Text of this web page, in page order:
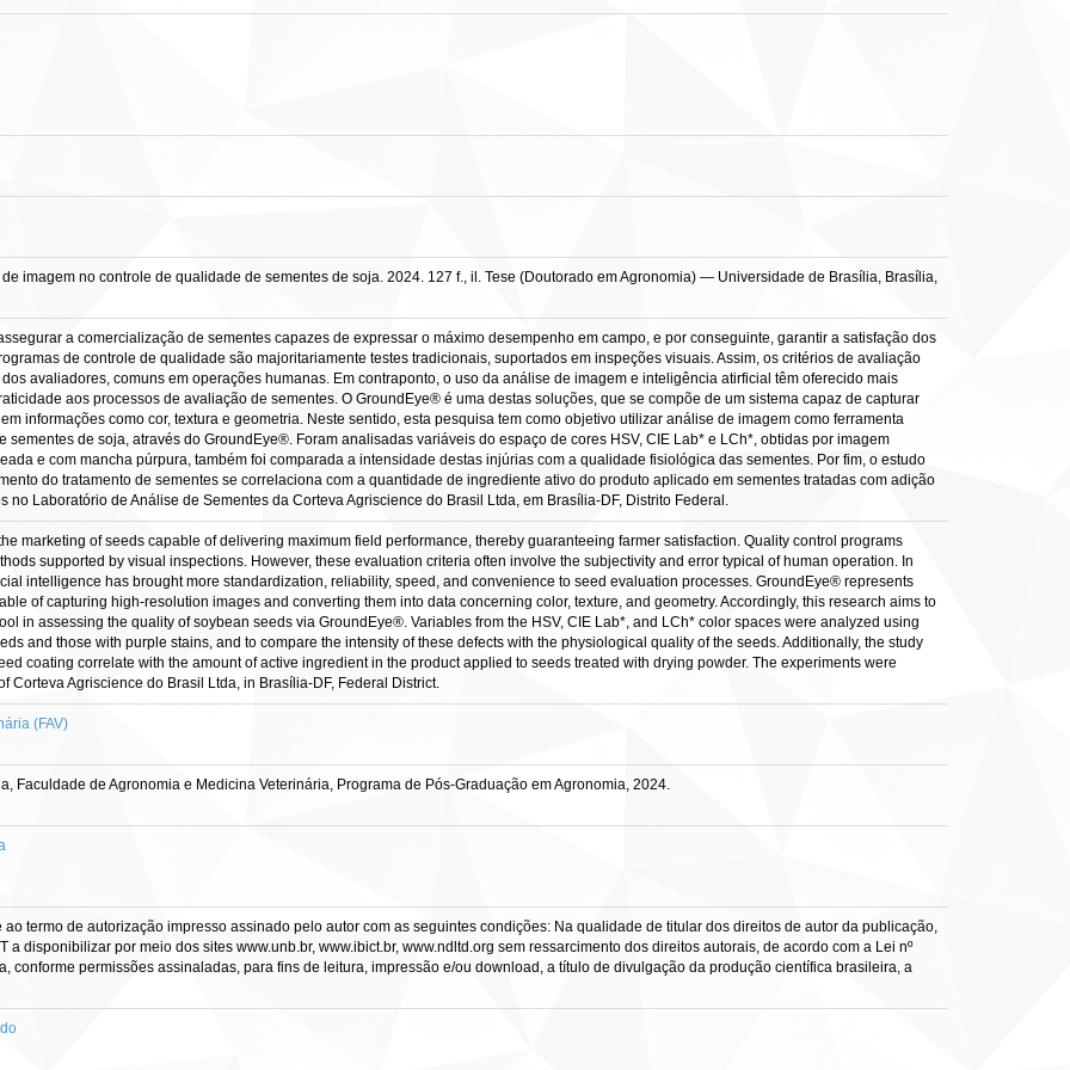
imagem no controle de qualidade de sementes de soja. 2024. 127 f., il. Tese (Doutorado em Agronomia) — Universidade de Brasília, Brasília,
a comercialização de sementes capazes de expressar o máximo desempenho em campo, e por conseguinte, garantir a satisfação dos
de controle de qualidade são majoritariamente testes tradicionais, suportados em inspeções visuais. Assim, os critérios de avaliação
avaliadores, comuns em operações humanas. Em contraponto, o uso da análise de imagem e inteligência atirficial têm oferecido mais
aos processos de avaliação de sementes. O GroundEye® é uma destas soluções, que se compõe de um sistema capaz de capturar
informações como cor, textura e geometria. Neste sentido, esta pesquisa tem como objetivo utilizar análise de imagem como ferramenta
de soja, através do GroundEye®. Foram analisadas variáveis do espaço de cores HSV, CIE Lab* e LCh*, obtidas por imagem
e com mancha púrpura, também foi comparada a intensidade destas injúrias com a qualidade fisiológica das sementes. Por fim, o estudo
do tratamento de sementes se correlaciona com a quantidade de ingrediente ativo do produto aplicado em sementes tratadas com adição
no Laboratório de Análise de Sementes da Corteva Agriscience do Brasil Ltda, em Brasília-DF, Distrito Federal.
marketing of seeds capable of delivering maximum field performance, thereby guaranteeing farmer satisfaction. Quality control programs
supported by visual inspections. However, these evaluation criteria often involve the subjectivity and error typical of human operation. In
intelligence has brought more standardization, reliability, speed, and convenience to seed evaluation processes. GroundEye® represents
of capturing high-resolution images and converting them into data concerning color, texture, and geometry. Accordingly, this research aims to
in assessing the quality of soybean seeds via GroundEye®. Variables from the HSV, CIE Lab*, and LCh* color spaces were analyzed using
and those with purple stains, and to compare the intensity of these defects with the physiological quality of the seeds. Additionally, the study
coating correlate with the amount of active ingredient in the product applied to seeds treated with drying powder. The experiments were
Corteva Agriscience do Brasil Ltda, in Brasília-DF, Federal District.
(FAV)
Faculdade de Agronomia e Medicina Veterinária, Programa de Pós-Graduação em Agronomia, 2024.
termo de autorização impresso assinado pelo autor com as seguintes condições: Na qualidade de titular dos direitos de autor da publicação,
a disponibilizar por meio dos sites www.unb.br, www.ibict.br, www.ndltd.org sem ressarcimento dos direitos autorais, de acordo com a Lei nº
conforme permissões assinaladas, para fins de leitura, impressão e/ou download, a título de divulgação da produção científica brasileira, a